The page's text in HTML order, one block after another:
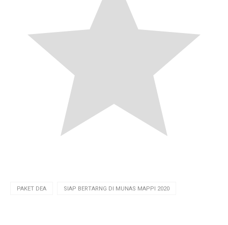
PAKET DEA SIAP BERTARNG DI MUNAS MAPPI 2020